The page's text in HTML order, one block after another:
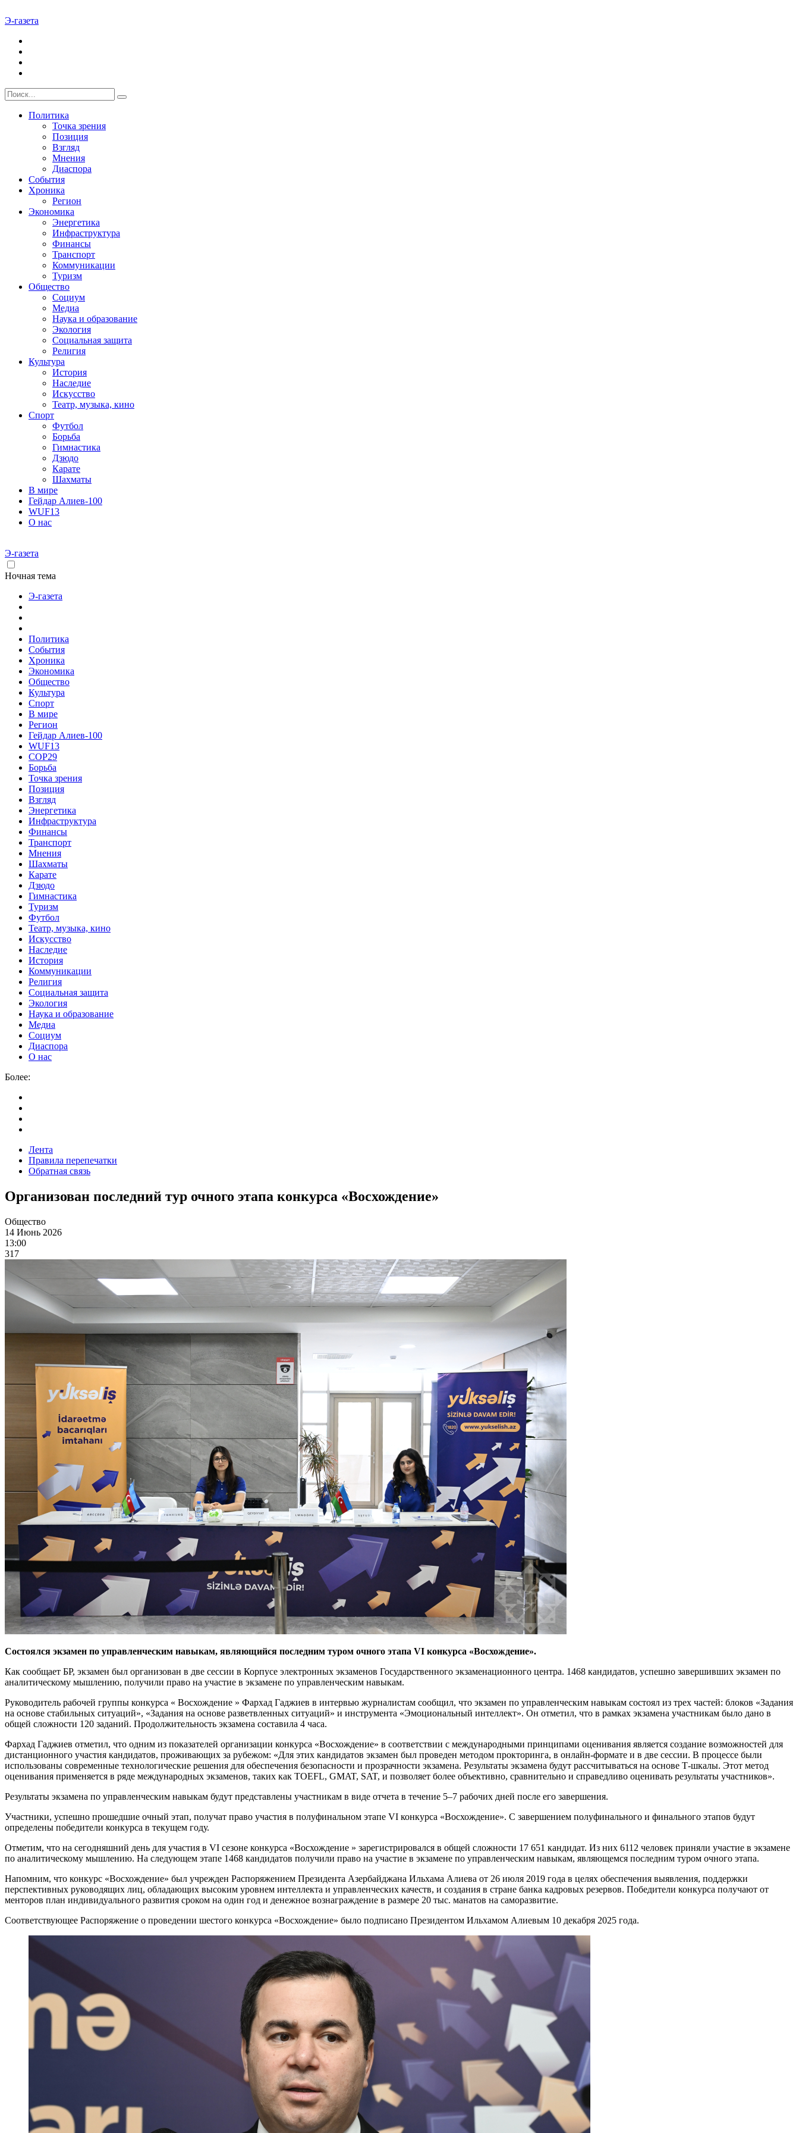
Э-газета
Политика
Точка зрения
Позиция
Взгляд
Мнения
Диаспора
События
Хроника
Регион
Экономика
Энергетика
Инфраструктура
Финансы
Транспорт
Коммуникации
Туризм
Общество
Социум
Медиа
Наука и образование
Экология
Социальная защита
Религия
Культура
История
Наследие
Искусство
Театр, музыка, кино
Спорт
Футбол
Борьба
Гимнастика
Дзюдо
Карате
Шахматы
В мире
Гейдар Алиев-100
WUF13
О нас
Э-газета
Ночная тема
Э-газета
Политика
События
Хроника
Экономика
Общество
Культура
Спорт
В мире
Регион
Гейдар Алиев-100
WUF13
COP29
Борьба
Точка зрения
Позиция
Взгляд
Энергетика
Инфраструктура
Финансы
Транспорт
Мнения
Шахматы
Карате
Дзюдо
Гимнастика
Туризм
Футбол
Театр, музыка, кино
Искусство
Наследие
История
Коммуникации
Религия
Социальная защита
Экология
Наука и образование
Медиа
Социум
Диаспора
О нас
Более:
Лента
Правила перепечатки
Обратная связь
Организован последний тур очного этапа конкурса «Восхождение»
Общество
14 Июнь 2026
13:00
317
Состоялся экзамен по управленческим навыкам, являющийся последним туром очного этапа VI конкурса «Восхождение».
Как сообщает БР, экзамен был организован в две сессии в Корпусе электронных экзаменов Государственного экзаменационного центра. 1468 кандидатов, успешно завершивших экзамен по
аналитическому мышлению, получили право на участие в экзамене по управленческим навыкам.
Руководитель рабочей группы конкурса « Восхождение » Фархад Гаджиев в интервью журналистам сообщил, что экзамен по управленческим навыкам состоял из трех частей: блоков «Задания
на основе стабильных ситуаций», «Задания на основе разветвленных ситуаций» и инструмента «Эмоциональный интеллект». Он отметил, что в рамках экзамена участникам было дано в
общей сложности 120 заданий. Продолжительность экзамена составила 4 часа.
Фархад Гаджиев отметил, что одним из показателей организации конкурса «Восхождение» в соответствии с международными принципами оценивания является создание возможностей для
дистанционного участия кандидатов, проживающих за рубежом: «Для этих кандидатов экзамен был проведен методом прокторинга, в онлайн-формате и в две сессии. В процессе были
использованы современные технологические решения для обеспечения безопасности и прозрачности экзамена. Результаты экзамена будут рассчитываться на основе Т-шкалы. Этот метод
оценивания применяется в ряде международных экзаменов, таких как TOEFL, GMAT, SAT, и позволяет более объективно, сравнительно и справедливо оценивать результаты участников».
Результаты экзамена по управленческим навыкам будут представлены участникам в виде отчета в течение 5–7 рабочих дней после его завершения.
Участники, успешно прошедшие очный этап, получат право участия в полуфинальном этапе VI конкурса «Восхождение». С завершением полуфинального и финального этапов будут
определены победители конкурса в текущем году.
Отметим, что на сегодняшний день для участия в VI сезоне конкурса «Восхождение » зарегистрировался в общей сложности 17 651 кандидат. Из них 6112 человек приняли участие в экзамене
по аналитическому мышлению. На следующем этапе 1468 кандидатов получили право на участие в экзамене по управленческим навыкам, являющемся последним туром очного этапа.
Напомним, что конкурс «Восхождение» был учрежден Распоряжением Президента Азербайджана Ильхама Алиева от 26 июля 2019 года в целях обеспечения выявления, поддержки
перспективных руководящих лиц, обладающих высоким уровнем интеллекта и управленческих качеств, и создания в стране банка кадровых резервов. Победители конкурса получают от
менторов план индивидуального развития сроком на один год и денежное вознаграждение в размере 20 тыс. манатов на саморазвитие.
Соответствующее Распоряжение о проведении шестого конкурса «Восхождение» было подписано Президентом Ильхамом Алиевым 10 декабря 2025 года.